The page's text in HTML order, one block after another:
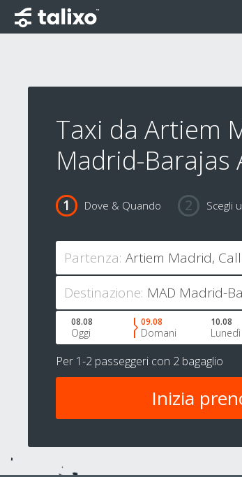
Taxi da Artiem
Madrid-Barajas
Dove & Quando Scegli
Partenza:
Destinazione:
08.08
Oggi
09.08
Domani
10.08
Lunedì
Per 1-2 passeggeri con 2 bagaglio